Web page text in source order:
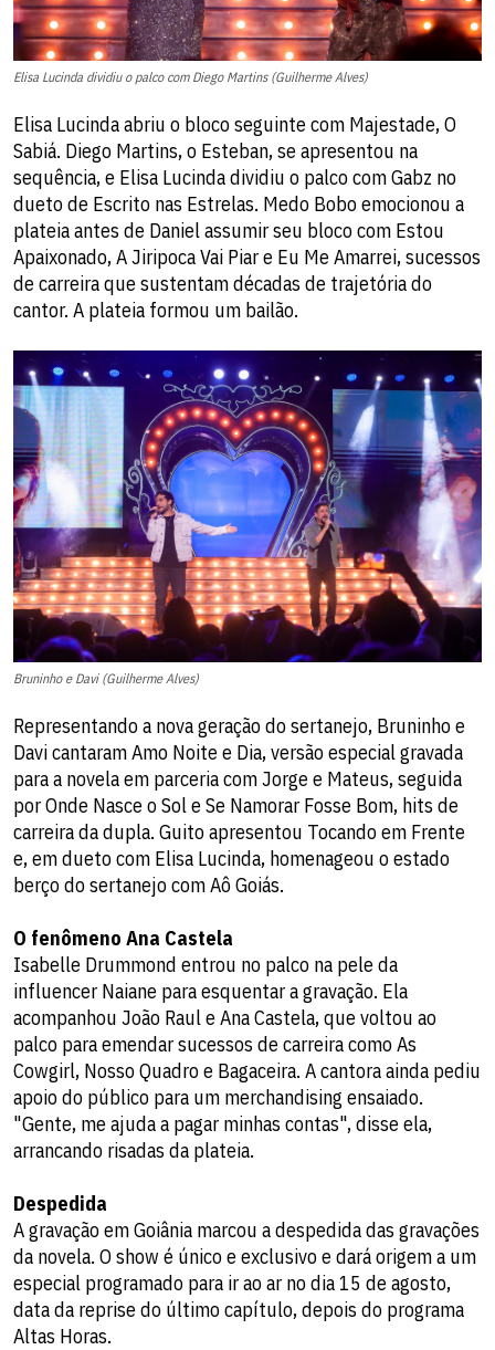
Elisa Lucinda dividiu o palco com Diego Martins (Guilherme Alves)
Elisa Lucinda abriu o bloco seguinte com Majestade, O
Sabiá. Diego Martins, o Esteban, se apresentou na
sequência, e Elisa Lucinda dividiu o palco com Gabz no
dueto de Escrito nas Estrelas. Medo Bobo emocionou a
plateia antes de Daniel assumir seu bloco com Estou
Apaixonado, A Jiripoca Vai Piar e Eu Me Amarrei, sucessos
de carreira que sustentam décadas de trajetória do
cantor. A plateia formou um bailão.
Bruninho e Davi (Guilherme Alves)
Representando a nova geração do sertanejo, Bruninho e
Davi cantaram Amo Noite e Dia, versão especial gravada
para a novela em parceria com Jorge e Mateus, seguida
por Onde Nasce o Sol e Se Namorar Fosse Bom, hits de
carreira da dupla. Guito apresentou Tocando em Frente
e, em dueto com Elisa Lucinda, homenageou o estado
berço do sertanejo com Aô Goiás.
O fenômeno Ana Castela
Isabelle Drummond entrou no palco na pele da
influencer Naiane para esquentar a gravação. Ela
acompanhou João Raul e Ana Castela, que voltou ao
palco para emendar sucessos de carreira como As
Cowgirl, Nosso Quadro e Bagaceira. A cantora ainda pediu
apoio do público para um merchandising ensaiado.
"Gente, me ajuda a pagar minhas contas", disse ela,
arrancando risadas da plateia.
Despedida
A gravação em Goiânia marcou a despedida das gravações
da novela. O show é único e exclusivo e dará origem a um
especial programado para ir ao ar no dia 15 de agosto,
data da reprise do último capítulo, depois do programa
Altas Horas.